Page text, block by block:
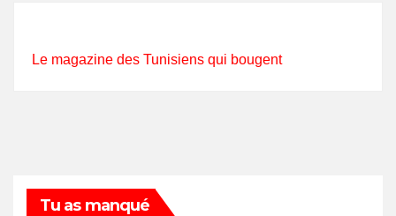
Le magazine des Tunisiens qui bougent
Tu as manqué